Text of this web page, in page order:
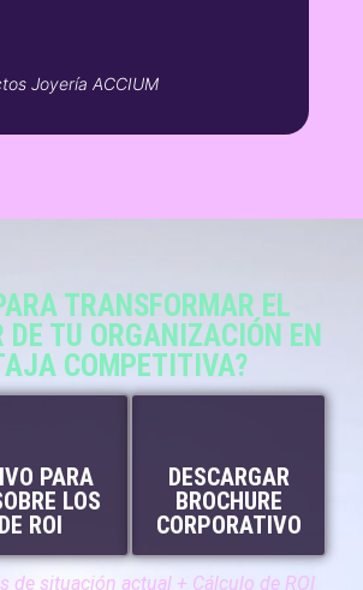
Joyería ACCIUM
TRANSFORMAR EL
DE TU ORGANIZACIÓN EN
COMPETITIVA?
PARA
LOS
ROI
DESCARGAR
BROCHURE
CORPORATIVO
de situación actual + Cálculo de ROI